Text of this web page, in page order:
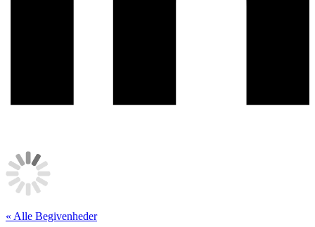
« Alle Begivenheder